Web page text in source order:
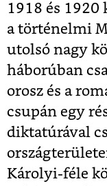
1918 és 1920
a történelmi
utolsó nagy
háborúban
orosz és a
csupán egy
diktatúrával
Károlyi-féle